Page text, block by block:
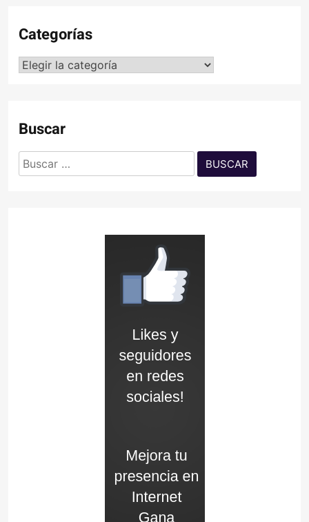
Categorías
Categorías
Buscar
Buscar: